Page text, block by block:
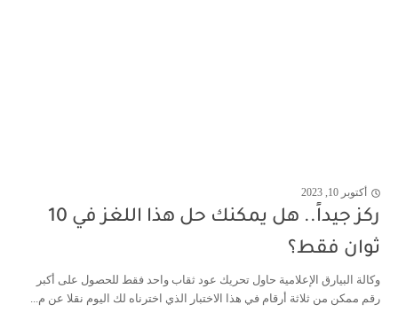
أكتوبر 10, 2023
ركز جيداً.. هل يمكنك حل هذا اللغز في 10
ثوان فقط؟
وكالة البيارق الإعلامية حاول تحريك عود ثقاب واحد فقط للحصول على أكبر
رقم ممكن من ثلاثة أرقام في هذا الاختبار الذي اخترناه لك اليوم نقلا عن م...